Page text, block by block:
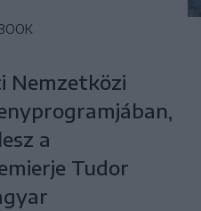
Nemzetközi
a
Tudor